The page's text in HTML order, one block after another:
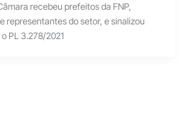
recebeu prefeitos da FNP,
representantes do setor, e sinalizou
PL 3.278/2021